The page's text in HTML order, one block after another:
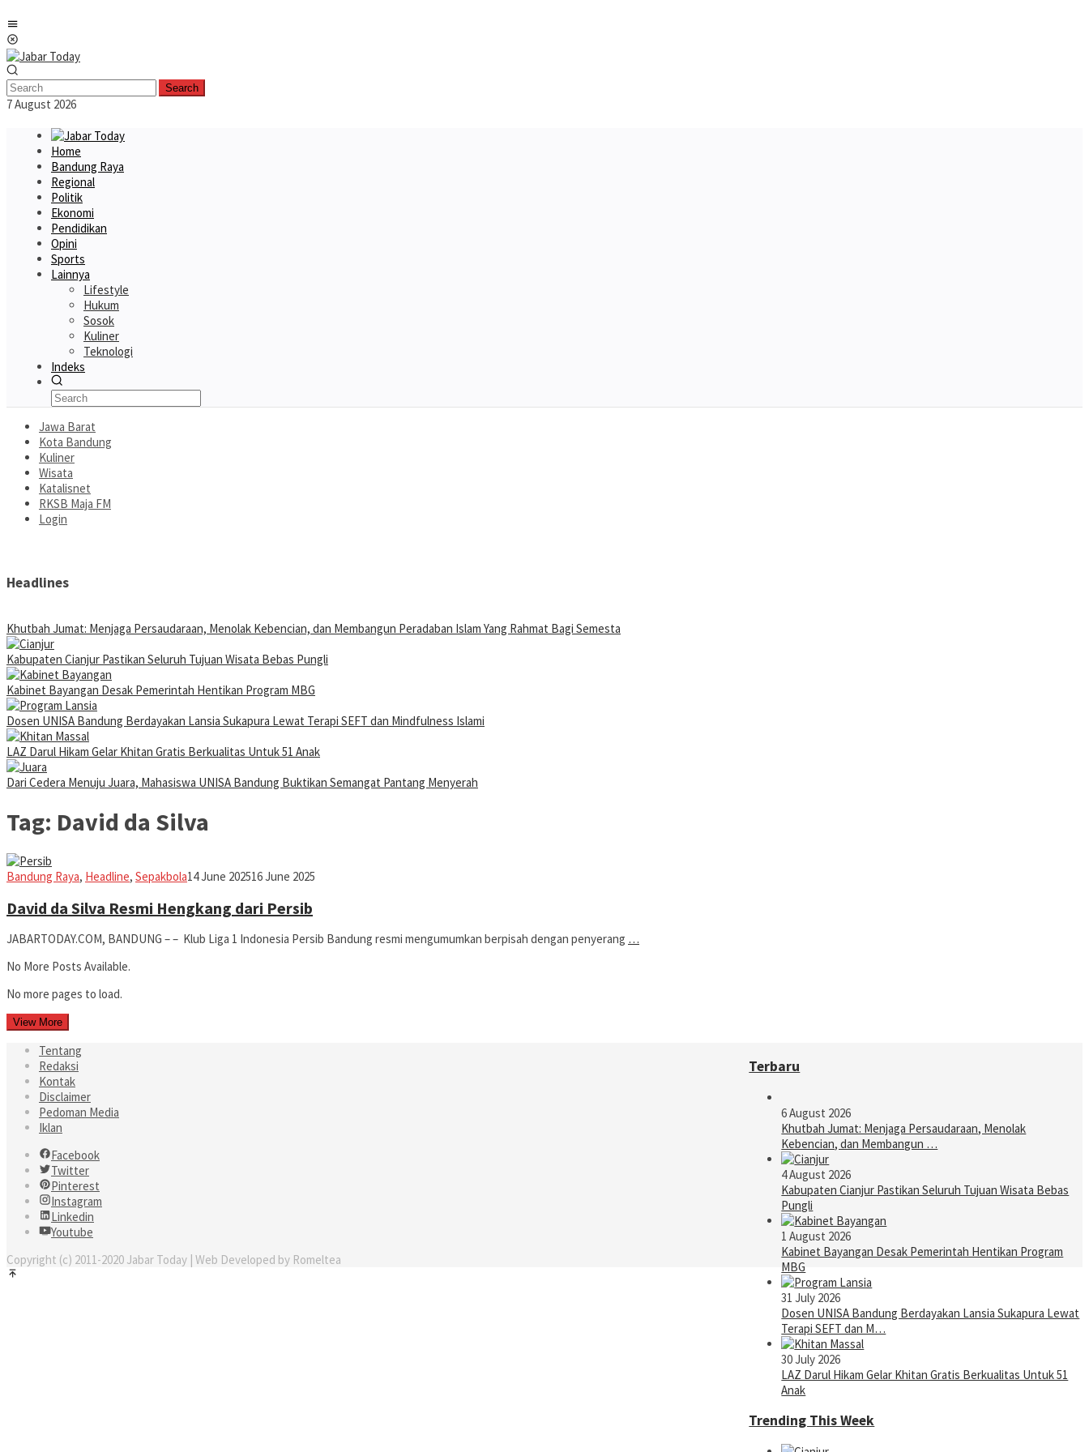
to
content
Search
7 August 2026
Home
Bandung Raya
Regional
Politik
Ekonomi
Pendidikan
Opini
Sports
Lainnya
Lifestyle
Hukum
Sosok
Kuliner
Teknologi
Indeks
Jawa Barat
Kota Bandung
Kuliner
Wisata
Katalisnet
RKSB Maja FM
Login
Headlines
Khutbah Jumat: Menjaga Persaudaraan, Menolak Kebencian, dan Membangun Peradaban Islam Yang Rahmat Bagi Semesta
Kabupaten Cianjur Pastikan Seluruh Tujuan Wisata Bebas Pungli
Kabinet Bayangan Desak Pemerintah Hentikan Program MBG
Dosen UNISA Bandung Berdayakan Lansia Sukapura Lewat Terapi SEFT dan Mindfulness Islami
LAZ Darul Hikam Gelar Khitan Gratis Berkualitas Untuk 51 Anak
Dari Cedera Menuju Juara, Mahasiswa UNISA Bandung Buktikan Semangat Pantang Menyerah
Tag: David da Silva
Bandung Raya, Headline, SepakbolaIman
14 June 202516 June 2025
David da Silva Resmi Hengkang dari Persib
JABARTODAY.COM, BANDUNG – – Klub Liga 1 Indonesia Persib Bandung resmi mengumumkan berpisah dengan penyerang …
No More Posts Available.
No more pages to load.
View More
Terbaru
6 August 2026
Khutbah Jumat: Menjaga Persaudaraan, Menolak
Kebencian, dan Membangun …
4 August 2026
Kabupaten Cianjur Pastikan Seluruh Tujuan Wisata Bebas
Pungli
1 August 2026
Kabinet Bayangan Desak Pemerintah Hentikan Program
MBG
31 July 2026
Dosen UNISA Bandung Berdayakan Lansia Sukapura Lewat
Terapi SEFT dan M…
30 July 2026
LAZ Darul Hikam Gelar Khitan Gratis Berkualitas Untuk 51
Anak
Trending This Week
Tentang
Redaksi
Kontak
Disclaimer
Pedoman Media
Iklan
Facebook
Twitter
Pinterest
Instagram
Linkedin
Youtube
Copyright (c) 2011-2020 Jabar Today | Web Developed by Romeltea